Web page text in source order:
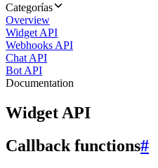
Categorías
Overview
Widget API
Webhooks API
Chat API
Bot API
Documentation
Widget API
Callback functions#